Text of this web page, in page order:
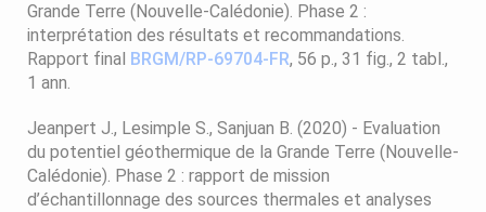
Grande Terre (Nouvelle-Calédonie). Phase 2 :
interprétation des résultats et recommandations.
Rapport final BRGM/RP-69704-FR, 56 p., 31 fig., 2 tabl.,
1 ann.
Jeanpert J., Lesimple S., Sanjuan B. (2020) - Evaluation
du potentiel géothermique de la Grande Terre (Nouvelle-
Calédonie). Phase 2 : rapport de mission
d’échantillonnage des sources thermales et analyses